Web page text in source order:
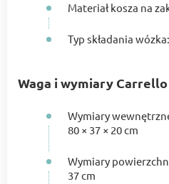
Materiał kosza na
Typ składania
Waga i wymiary
Wymiary
80 × 37 × 20 cm
Wymiary
37 cm